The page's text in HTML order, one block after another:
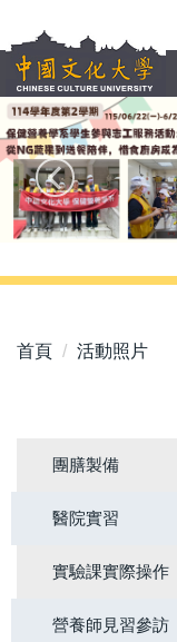
到
主
要
內
容
區
首頁 活動照片
團膳製備
醫院實習
實驗課實際操作
營養師見習參訪